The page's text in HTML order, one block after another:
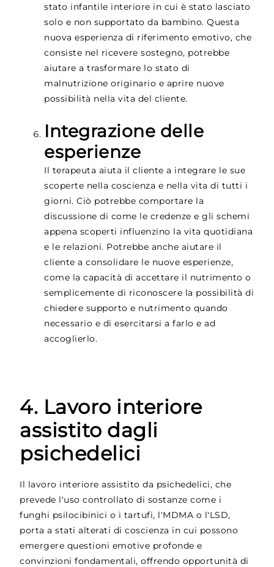
stato infantile interiore in cui è stato lasciato
solo e non supportato da bambino. Questa
nuova esperienza di riferimento emotivo, che
consiste nel ricevere sostegno, potrebbe
aiutare a trasformare lo stato di
malnutrizione originario e aprire nuove
possibilità nella vita del cliente.
Integrazione delle
esperienze
Il terapeuta aiuta il cliente a integrare le sue
scoperte nella coscienza e nella vita di tutti i
giorni. Ciò potrebbe comportare la
discussione di come le credenze e gli schemi
appena scoperti influenzino la vita quotidiana
e le relazioni. Potrebbe anche aiutare il
cliente a consolidare le nuove esperienze,
come la capacità di accettare il nutrimento o
semplicemente di riconoscere la possibilità di
chiedere supporto e nutrimento quando
necessario e di esercitarsi a farlo e ad
accoglierlo.
4. Lavoro interiore
assistito dagli
psichedelici
Il lavoro interiore assistito da psichedelici, che
prevede l'uso controllato di sostanze come i
funghi psilocibinici o i tartufi, l'MDMA o l'LSD,
porta a stati alterati di coscienza in cui possono
emergere questioni emotive profonde e
convinzioni fondamentali, offrendo opportunità di